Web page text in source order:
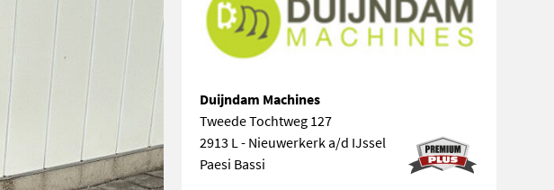
Duijndam Machines
Tweede Tochtweg 127
2913 L - Nieuwerkerk a/d IJssel
Paesi Bassi